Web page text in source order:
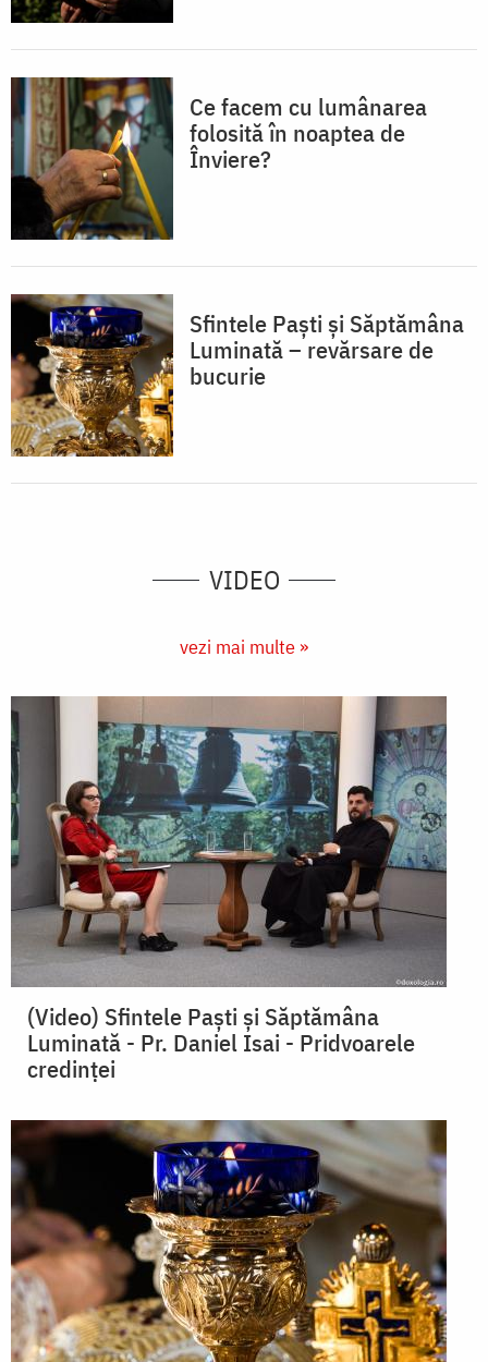
Ce facem cu lumânarea
folosită în noaptea de
Înviere?
Sfintele Paști și Săptămâna
Luminată – revărsare de
bucurie
VIDEO
vezi mai multe »
(Video) Sfintele Paști și Săptămâna
Luminată - Pr. Daniel Isai - Pridvoarele
credinței